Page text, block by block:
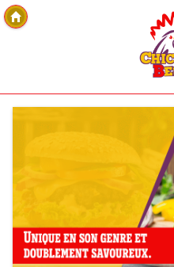
Copyright Des-click